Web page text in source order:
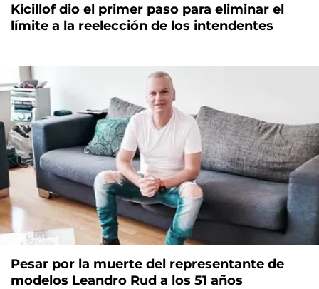
Kicillof dio el primer paso para eliminar el
límite a la reelección de los intendentes
Pesar por la muerte del representante de
modelos Leandro Rud a los 51 años